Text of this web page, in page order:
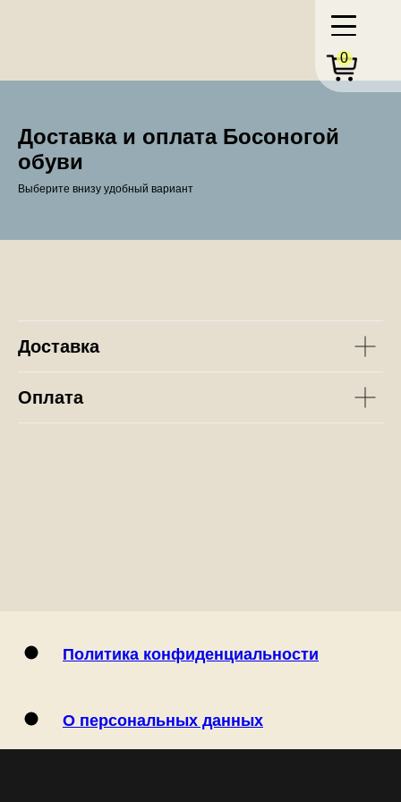
0
Доставка и оплата Босоногой
обуви
Выберите внизу удобный вариант
Доставка
Оплата
Политика конфиденциальности
О персональных данных